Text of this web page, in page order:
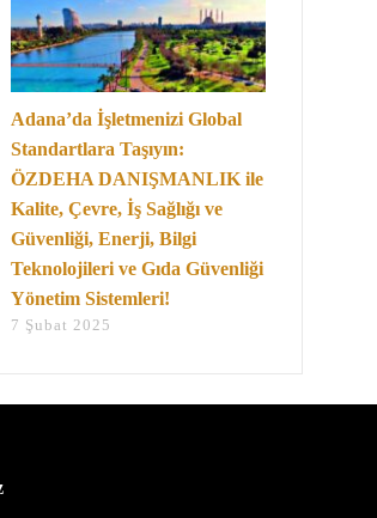
Adana’da İşletmenizi Global
Standartlara Taşıyın:
ÖZDEHA DANIŞMANLIK ile
Kalite, Çevre, İş Sağlığı ve
Güvenliği, Enerji, Bilgi
Teknolojileri ve Gıda Güvenliği
Yönetim Sistemleri!
7 Şubat 2025